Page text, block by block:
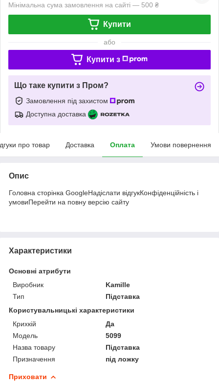
Мінімальна сума замовлення на сайті — 500 ₴
Купити
або
Купити з
Що таке купити з Пром?
Замовлення під захистом
Доступна доставка
про товар Доставка Оплата Умови повернення
Опис
Головна сторінка GoogleНадіслати відгукКонфіденційність і
умовиПерейти на повну версію сайту
Характеристики
Основні атрибути
Виробник
Kamille
Тип
Підставка
Користувальницькі характеристики
Крихкій
Да
Мoдель
5099
Назва товару
Підставка
Призначення
під ложку
Приховати